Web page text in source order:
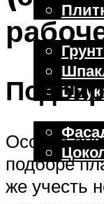
Внешняя
Меню
Особое
подборе
же учесть